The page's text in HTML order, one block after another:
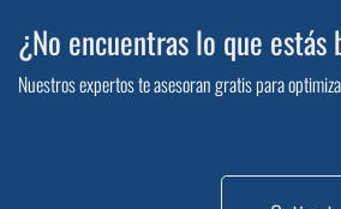
¿No encuentras lo que estás
Nuestros expertos te asesoran gratis para